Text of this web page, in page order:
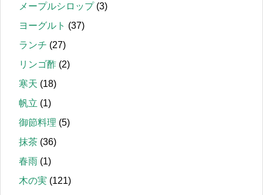
メープルシロップ(3)
ヨーグルト (37)
ランチ (27)
リンゴ酢 (2)
寒天 (18)
帆立 (1)
御節料理 (5)
抹茶 (36)
春雨 (1)
木の実 (121)